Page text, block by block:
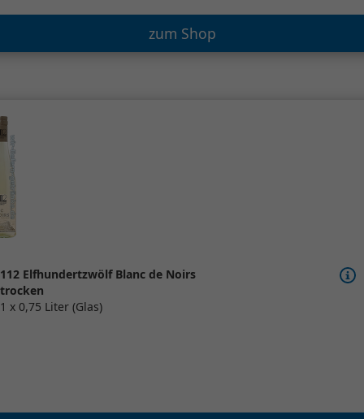
zum Shop
112 Elfhundertzwölf Blanc de Noirs
trocken
1 x 0,75 Liter (Glas)